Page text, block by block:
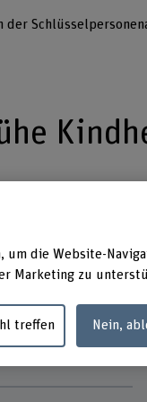
der
frühe
um die Website-
Marketing zu
treffen Nein,